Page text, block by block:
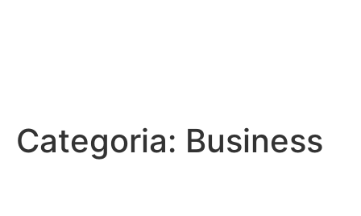
Categoria: Business